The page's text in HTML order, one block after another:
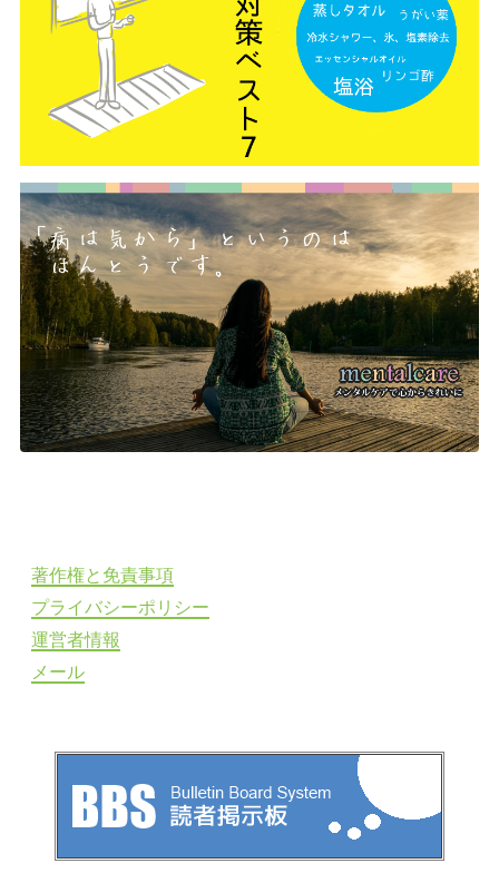
著作権と免責事項
プライバシーポリシー
運営者情報
メール